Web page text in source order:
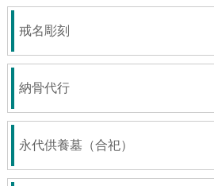
戒名彫刻
納骨代行
永代供養墓（合祀）